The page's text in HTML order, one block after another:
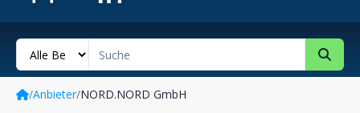
/Anbieter/NORD.NORD GmbH